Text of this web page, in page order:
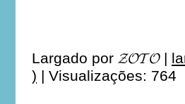
Largado por 𝓩𝓞𝓣𝓞|
) | Visualizações: 764